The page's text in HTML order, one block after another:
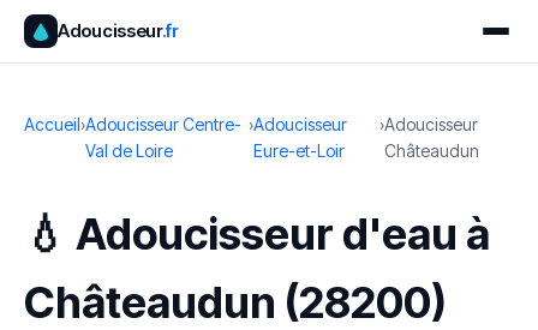
Adoucisseur.fr
Accueil›Adoucisseur Centre-
Val de Loire
›Adoucisseur
Eure-et-Loir
›Adoucisseur
Châteaudun
💧 Adoucisseur d'eau à
Châteaudun (28200)